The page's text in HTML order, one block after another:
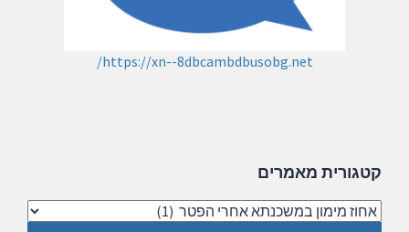
https://xn--8dbcambdbusobg.net/
קטגורית מאמרים
קטגורית